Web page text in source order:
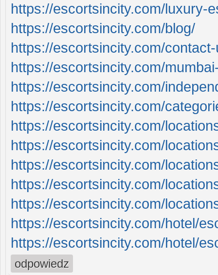
https://escortsincity.com/luxury-
https://escortsincity.com/blog/
https://escortsincity.com/
https://escortsincity.com/
https://escortsincity.com/
https://escortsincity.com/
https://escortsincity.com/
https://escortsincity.com/
https://escortsincity.com/
https://escortsincity.com/
https://escortsincity.com/
https://escortsincity.com/hotel/
https://escortsincity.com/hotel/
odpowiedz